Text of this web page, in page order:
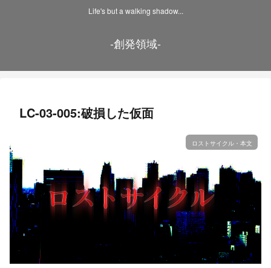
Life's but a walking shadow...
-創発領域-
LC-03-005:破損した仮面
ロストサイクル・本文